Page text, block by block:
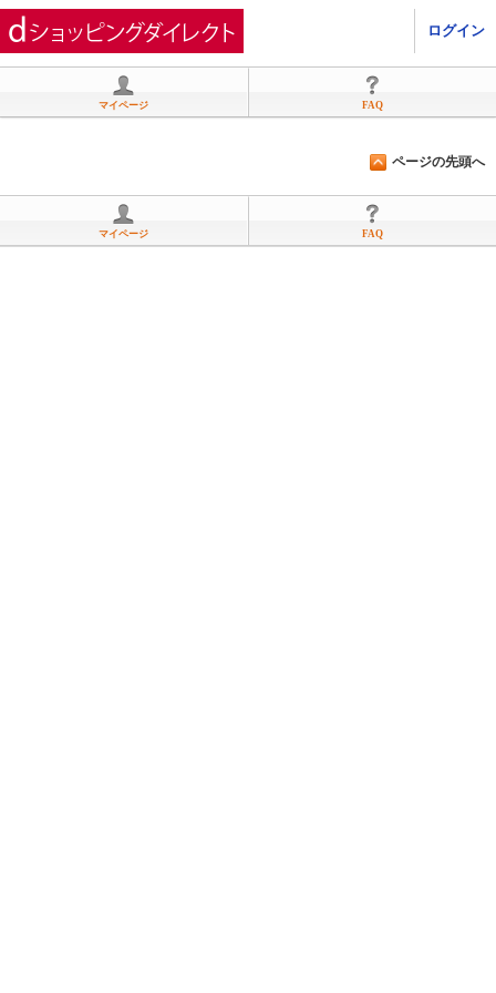
ログイン
マイページ FAQ
ページの先頭へ
マイページ FAQ